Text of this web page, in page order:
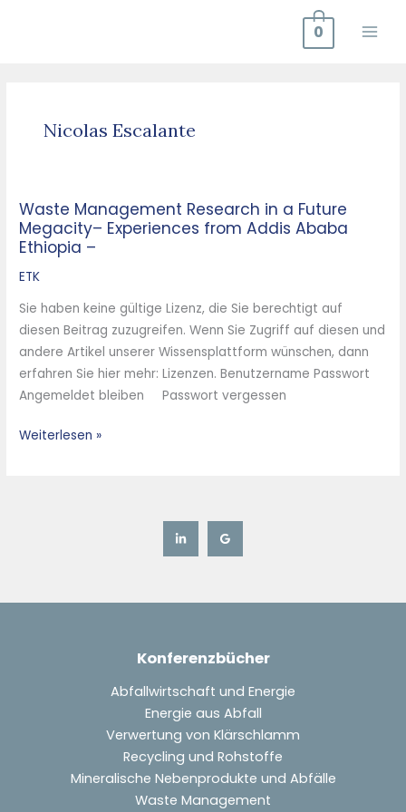
0
Nicolas Escalante
Waste Management Research in a Future
Megacity– Experiences from Addis Ababa
Ethiopia –
ETK
Sie haben keine gültige Lizenz, die Sie berechtigt auf
diesen Beitrag zuzugreifen. Wenn Sie Zugriff auf diesen und
andere Artikel unserer Wissensplattform wünschen, dann
erfahren Sie hier mehr: Lizenzen. Benutzername Passwort
Angemeldet bleiben Passwort vergessen
Waste
Management
Research
in
Future
Megacity–
Experiences
from
Addis
Ababa
Weiterlesen »
Konferenzbücher
Abfallwirtschaft und Energie
Energie aus Abfall
Verwertung von Klärschlamm
Recycling und Rohstoffe
Mineralische Nebenprodukte und Abfälle
Waste Management